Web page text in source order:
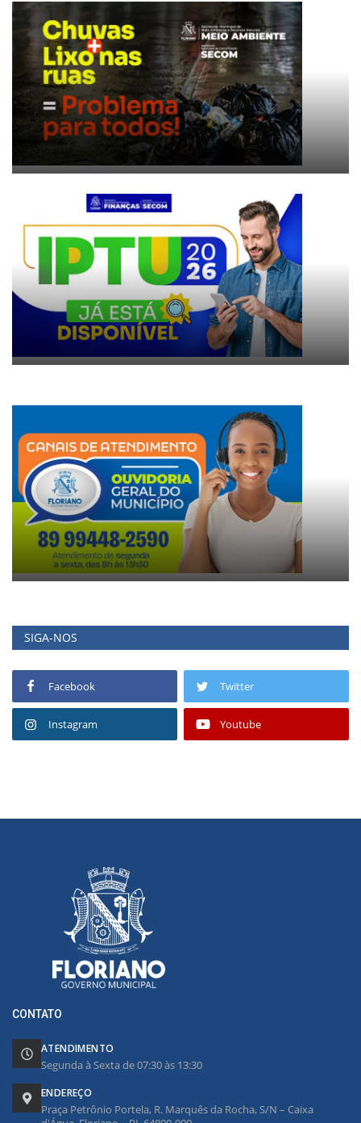
SIGA-NOS
Facebook Twitter
Instagram Youtube
CONTATO
ATENDIMENTO
Segunda à Sexta de 07:30 às 13:30
ENDEREÇO
Praça Petrônio Portela, R. Marquês da Rocha, S/N – Caixa